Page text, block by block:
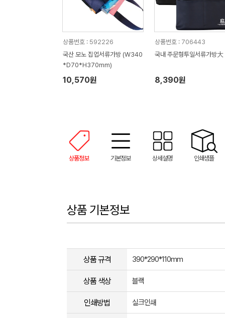
상품번호 : 592226
국산 모노 집업서류가방 (W340
*D70*H370mm)
10,570원
상품번호 : 706443
국내 주문형투일서류가방大
8,390원
상품정보 기본정보 상세설명 인쇄샘플
상품 기본정보
상품 규격 390*290*110mm
상품 색상 블랙
인쇄방법 실크인쇄